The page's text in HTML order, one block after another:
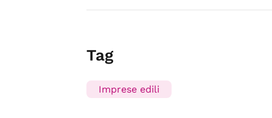
Tag
Imprese edili